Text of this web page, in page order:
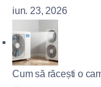
iun. 23, 2026
Cum să răcești o